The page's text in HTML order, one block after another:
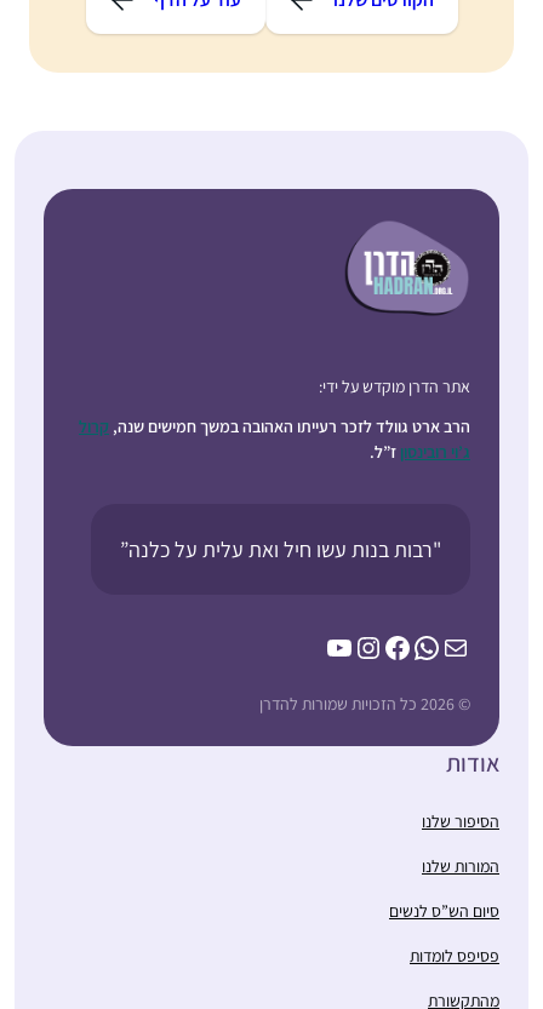
אתר הדרן מוקדש על ידי:
הרב ארט גוולד לזכר רעייתו האהובה במשך חמישים שנה, קרול
ג’וי רובינסון ז”ל.
"רבות בנות עשו חיל ואת עלית על כלנה”
Mail
WhatsApp
Facebook
Instagram
YouTube
© 2026 כל הזכויות שמורות להדרן
אודות
הסיפור שלנו
המורות שלנו
סיום הש”ס לנשים
פסיפס לומדות
מהתקשורת